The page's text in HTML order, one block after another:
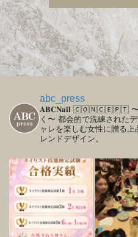
abc_press
𝐀𝐁𝐂𝐍𝐚𝐢𝐥 🄲🄾🄽🄲🄴🄿🅃
く〜 都会的で洗練された
ャレを楽しむ女性に贈る
レンドデザイン。